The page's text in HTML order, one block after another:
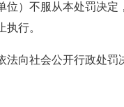
位）不服从本处罚决定
执行。
法向社会公开行政处罚